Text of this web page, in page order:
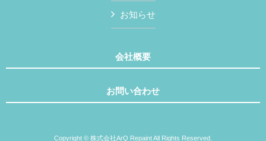
お知らせ
会社概要
お問い合わせ
Copyright © 株式会社ArQ Repaint All Rights Reserved.